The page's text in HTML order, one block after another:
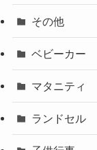
その他
ベビーカー
マタニティ
ランドセル